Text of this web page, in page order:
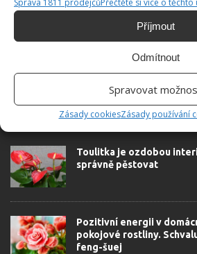
Správa 1811 prodejcůPřečtěte si více o těchto
Příjmout
Odmítnout
Spravovat
Zásady cookiesZásady používání
úžasnou proměnou.
Toulitka je ozdobou
správně pěstovat
Pozitivní energii v
pokojové rostliny.
feng-šuej